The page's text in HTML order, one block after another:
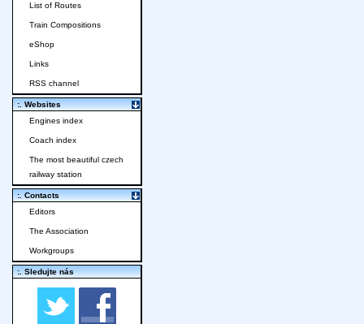
List of Routes
Train Compositions
eShop
Links
RSS channel
:. Websites
Engines index
Coach index
The most beautiful czech
railway station
:. Contacts
Editors
The Association
Workgroups
:. Sledujte nás